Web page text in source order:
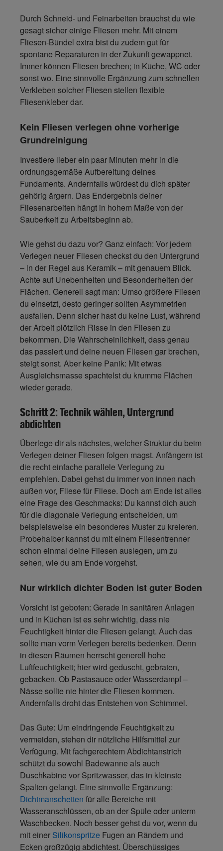
Durch Schneid- und Feinarbeiten brauchst du wie
gesagt sicher einige Fliesen mehr. Mit einem
Fliesen-Bündel extra bist du zudem gut für
spontane Reparaturen in der Zukunft gewappnet.
Immer können Fliesen brechen; in Küche, WC oder
sonst wo. Eine sinnvolle Ergänzung zum schnellen
Verkleben solcher Fliesen stellen flexible
Fliesenkleber dar.
Kein Fliesen verlegen ohne vorherige
Grundreinigung
Investiere lieber ein paar Minuten mehr in die
ordnungsgemäße Aufbereitung deines
Fundaments. Andernfalls würdest du dich später
gehörig ärgern. Das Endergebnis deiner
Fliesenarbeiten hängt in hohem Maße von der
Sauberkeit zu Arbeitsbeginn ab.
Wie gehst du dazu vor? Ganz einfach: Vor jedem
Verlegen neuer Fliesen checkst du den Untergrund
– in der Regel aus Keramik – mit genauem Blick.
Achte auf Unebenheiten und Besonderheiten der
Flächen. Generell sagt man: Umso größere Fliesen
du einsetzt, desto geringer sollten Asymmetrien
ausfallen. Denn sicher hast du keine Lust, während
der Arbeit plötzlich Risse in den Fliesen zu
bekommen. Die Wahrscheinlichkeit, dass genau
das passiert und deine neuen Fliesen gar brechen,
steigt sonst. Aber keine Panik: Mit etwas
Ausgleichsmasse spachtelst du krumme Flächen
wieder gerade.
Schritt 2: Technik wählen, Untergrund
abdichten
Überlege dir als nächstes, welcher Struktur du beim
Verlegen deiner Fliesen folgen magst. Anfängern ist
die recht einfache parallele Verlegung zu
empfehlen. Dabei gehst du immer von innen nach
außen vor, Fliese für Fliese. Doch am Ende ist alles
eine Frage des Geschmacks: Du kannst dich auch
für die diagonale Verlegung entscheiden, um
beispielsweise ein besonderes Muster zu kreieren.
Probehalber kannst du mit einem Fliesentrenner
schon einmal deine Fliesen auslegen, um zu
sehen, wie du am Ende vorgehst.
Nur wirklich dichter Boden ist guter Boden
Vorsicht ist geboten: Gerade in sanitären Anlagen
und in Küchen ist es sehr wichtig, dass nie
Feuchtigkeit hinter die Fliesen gelangt. Auch das
sollte man vorm Verlegen bereits bedenken. Denn
in diesen Räumen herrscht generell hohe
Luftfeuchtigkeit; hier wird geduscht, gebraten,
gebacken. Ob Pastasauce oder Wasserdampf –
Nässe sollte nie hinter die Fliesen kommen.
Andernfalls droht das Entstehen von Schimmel.
Das Gute: Um eindringende Feuchtigkeit zu
vermeiden, stehen dir nützliche Hilfsmittel zur
Verfügung. Mit fachgerechtem Abdichtanstrich
schützt du sowohl Badewanne als auch
Duschkabine vor Spritzwasser, das in kleinste
Spalten gelangt. Eine sinnvolle Ergänzung:
Dichtmanschetten für alle Bereiche mit
Wasseranschlüssen, ob an der Spüle oder unterm
Waschbecken. Noch besser gehst du vor, wenn du
mit einer Silikonspritze Fugen an Rändern und
Ecken großzügig abdichtest. Überschüssiges